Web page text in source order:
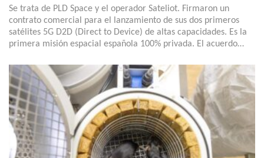
Se trata de PLD Space y el operador Sateliot. Firmaron un
contrato comercial para el lanzamiento de sus dos primeros
satélites 5G D2D (Direct to Device) de altas capacidades. Es la
primera misión espacial española 100% privada. El acuerdo…